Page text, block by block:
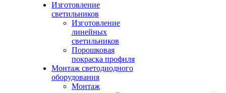
Изготовление
светильников
Изготовление
линейных
светильников
Порошковая
покраска профиля
Монтаж светодиодного
оборудования
Монтаж